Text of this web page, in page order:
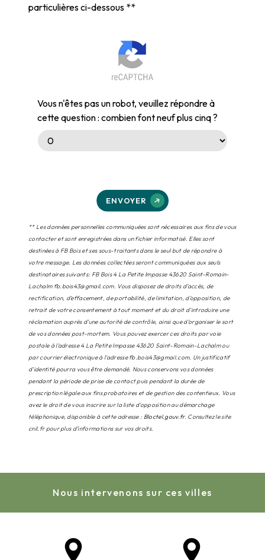
particulières ci-dessous **
Vous n'êtes pas un robot, veuillez répondre à
cette question : combien font neuf plus cinq ?
ENVOYER
** Les données personnelles communiquées sont nécessaires aux fins de vous
contacter et sont enregistrées dans un fichier informatisé. Elles sont
destinées à FB Bois et ses sous-traitants dans le seul but de répondre à
votre message. Les données collectées seront communiquées aux seuls
destinataires suivants: FB Bois 4 La Petite Impasse 43620 Saint-Romain-
Lachalm fb.bois43@gmail.com. Vous disposez de droits d’accès, de
rectification, d’effacement, de portabilité, de limitation, d’opposition, de
retrait de votre consentement à tout moment et du droit d’introduire une
réclamation auprès d’une autorité de contrôle, ainsi que d’organiser le sort
de vos données post-mortem. Vous pouvez exercer ces droits par voie
postale à l'adresse 4 La Petite Impasse 43620 Saint-Romain-Lachalm ou
par courrier électronique à l'adresse fb.bois43@gmail.com. Un justificatif
d'identité pourra vous être demandé. Nous conservons vos données
pendant la période de prise de contact puis pendant la durée de
prescription légale aux fins probatoires et de gestion des contentieux. Vous
avez le droit de vous inscrire sur la liste d'opposition au démarchage
téléphonique, disponible à cette adresse : Bloctel.gouv.fr. Consultez le site
cnil.fr pour plus d’informations sur vos droits.
Nous intervenons sur ces villes